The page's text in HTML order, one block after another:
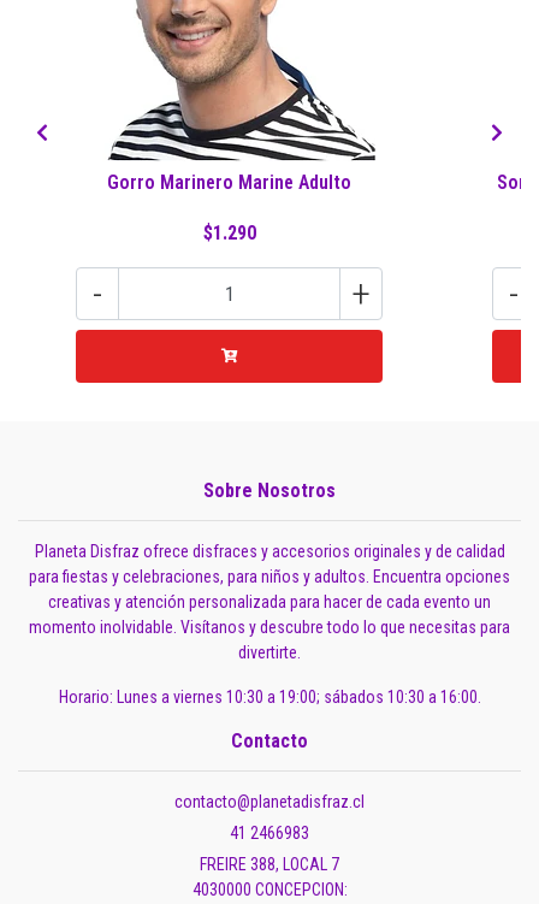
Gorro Marinero Marine Adulto
$1.290
- + -
Sobre Nosotros
Planeta Disfraz ofrece disfraces y accesorios originales y de calidad
para fiestas y celebraciones, para niños y adultos. Encuentra opciones
creativas y atención personalizada para hacer de cada evento un
momento inolvidable. Visítanos y descubre todo lo que necesitas para
divertirte.
Horario: Lunes a viernes 10:30 a 19:00; sábados 10:30 a 16:00.
Contacto
contacto@planetadisfraz.cl
41 2466983
FREIRE 388, LOCAL 7
4030000 CONCEPCION: